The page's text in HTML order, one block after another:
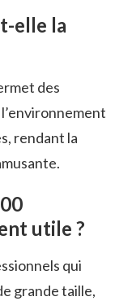
elle la
des
rendant la
utile ?
qui
grande taille,